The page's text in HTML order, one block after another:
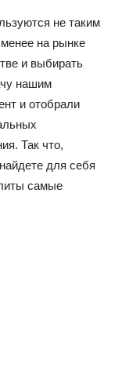
не таким
на рынке
и выбирать
нашим
и отобрали
Так что,
для себя
самые